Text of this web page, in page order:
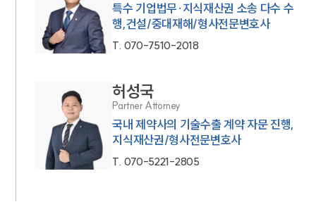
특수 기업법무·지식재산권 소송 다수 수
행,건설/중대재해/형사전문변호사
T. 070-7510-2018
허성국
Partner Attorney
국내 제약사의 기술수출 계약 자문 진행,
지식재산권/형사전문변호사
T. 070-5221-2805